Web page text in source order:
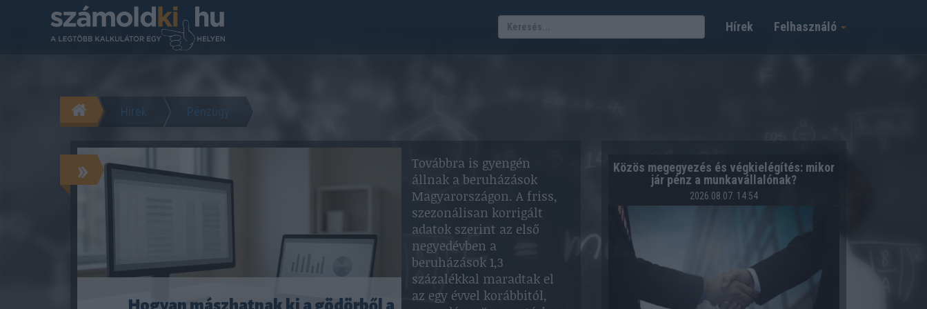
Felhasználó
Hírek
Hírek Pénzügy
»
Továbbra is gyengén
állnak a beruházások
Magyarországon. A friss,
szezonálisan korrigált
adatok szerint az első
negyedévben a
beruházások 1,3
százalékkal maradtak el
az egy évvel korábbitól,
Közös megegyezés és végkielégítés: mikor
jár pénz a munkavállalónak?
2026.08.07. 14:54